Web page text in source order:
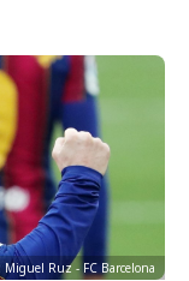
Miguel Ruz - FC Barcelona